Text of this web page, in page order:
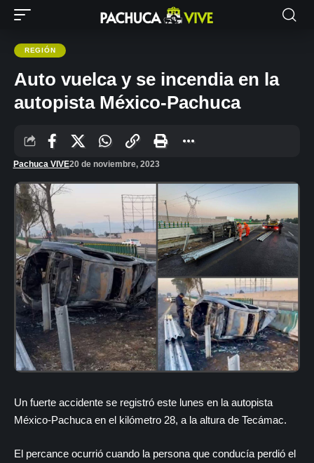
REGIÓN
Auto vuelca y se incendia en la
autopista México-Pachuca
Pachuca VIVE20 de noviembre, 2023
Un fuerte accidente se registró este lunes en la autopista
México-Pachuca en el kilómetro 28, a la altura de Tecámac.
El percance ocurrió cuando la persona que conducía perdió el